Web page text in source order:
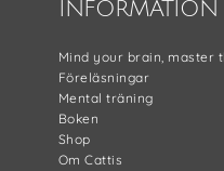
INFORMATION
Mind your brain, master
Föreläsningar
Mental träning
Boken
Shop
Om Cattis